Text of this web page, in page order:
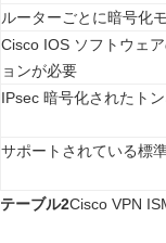
ルーターごとに暗号化
Cisco IOS ソフトウェ
ョンが必要
IPsec 暗号化されたト
サポートされている標
テーブル2Cisco VPN